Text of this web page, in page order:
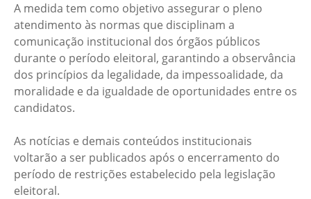
A medida tem como objetivo assegurar o pleno
atendimento às normas que disciplinam a
comunicação institucional dos órgãos públicos
durante o período eleitoral, garantindo a observância
dos princípios da legalidade, da impessoalidade, da
moralidade e da igualdade de oportunidades entre os
candidatos.
As notícias e demais conteúdos institucionais
voltarão a ser publicados após o encerramento do
período de restrições estabelecido pela legislação
eleitoral.